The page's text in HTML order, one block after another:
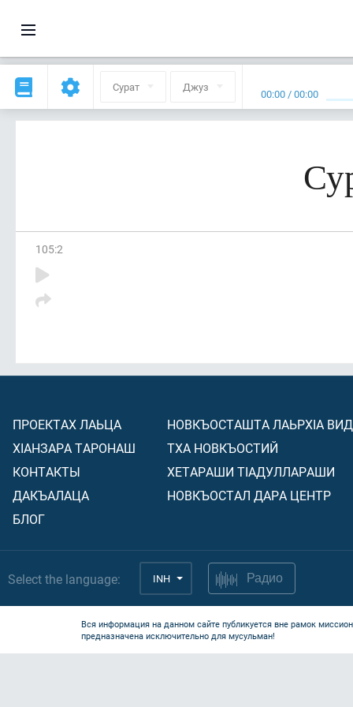
Сурат Джуз 00:00 /00:00
105:2
ПРОЕКТАХ ЛАЬЦА
ХIАНЗАРА ТАРОНАШ
КОНТАКТЫ
ДАКЪАЛАЦА
БЛОГ
НОВКЪОСТАШТА ЛАЬРХIА
ТХА НОВКЪОСТИЙ
ХЕТАРАШИ ТIАДУЛЛАРАШИ
НОВКЪОСТАЛ ДАРА ЦЕНТР
Select the language: INH Радио
Вся информация на данном сайте публикуется вне рамок
предназначена исключительно для мусульман!